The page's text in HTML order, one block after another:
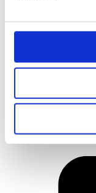
Her er alle
Rainbow